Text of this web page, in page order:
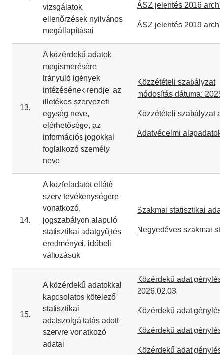
vizsgálatok,
ellenőrzések nyilvános
megállapításai
ÁSZ jelentés 2016
ÁSZ jelentés 2019
13.
A közérdekű adatok
megismerésére
irányuló igények
intézésének rendje, az
illetékes szervezeti
egység neve,
elérhetősége, az
információs jogokkal
foglalkozó személy
neve
Közzétételi szabályzat
módosítás dátuma:
Közzétételi szabályzat
Adatvédelmi
14.
A közfeladatot ellátó
szerv tevékenységére
vonatkozó,
jogszabályon alapuló
statisztikai adatgyűjtés
eredményei, időbeli
változásuk
Szakmai statisztikai
Negyedéves szakmai
15.
A közérdekű adatokkal
kapcsolatos kötelező
statisztikai
adatszolgáltatás adott
szervre vonatkozó
adatai
Közérdekű
2026.02.03
Közérdekű
Közérdekű
Közérdekű